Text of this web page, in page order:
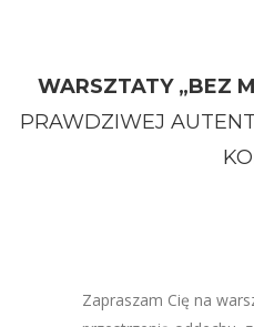
WARSZTATY „BEZ
PRAWDZIWEJ
Zapraszam Cię na